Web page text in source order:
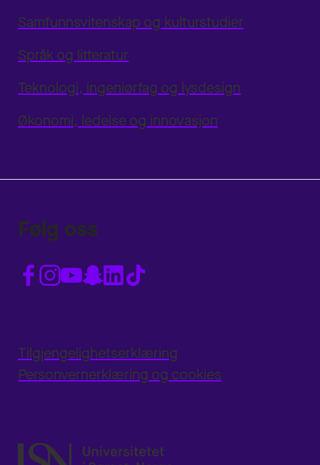
Samfunnsvitenskap og kulturstudier
Språk og litteratur
Teknologi, ingeniørfag og lysdesign
Økonomi, ledelse og innovasjon
Følg oss
Tilgjengelighetserklæring
Personvernerklæring og cookies